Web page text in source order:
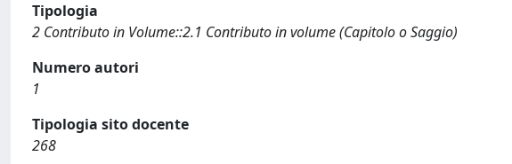
Tipologia
2 Contributo in Volume::2.1 Contributo in volume (Capitolo o Saggio)
Numero autori
1
Tipologia sito docente
268